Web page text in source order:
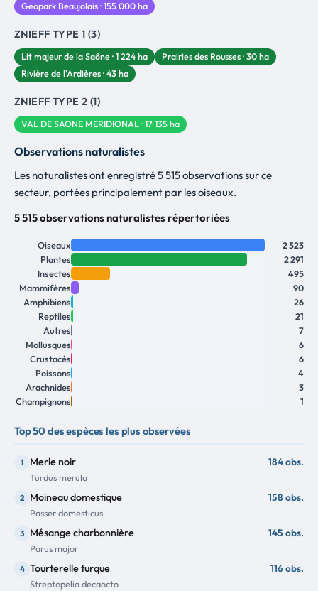
Geopark Beaujolais · 155 000 ha
ZNIEFF TYPE 1 (3)
Lit majeur de la Saône · 1 224 ha
Prairies des Rousses · 30 ha
Rivière de l'Ardières · 43 ha
ZNIEFF TYPE 2 (1)
VAL DE SAONE MERIDIONAL · 17 135 ha
Observations naturalistes
Les naturalistes ont enregistré 5 515 observations sur ce
secteur, portées principalement par les oiseaux.
5 515 observations naturalistes répertoriées
Oiseaux 2 523
Plantes 2 291
Insectes 495
Mammifères 90
Amphibiens 26
Reptiles 21
Autres 7
Mollusques 6
Crustacés 6
Poissons 4
Arachnides 3
Champignons 1
Top 50 des espèces les plus observées
1 Merle noir
Turdus merula
184 obs.
2 Moineau domestique
Passer domesticus
158 obs.
3 Mésange charbonnière
Parus major
145 obs.
4 Tourterelle turque
Streptopelia decaocto
116 obs.